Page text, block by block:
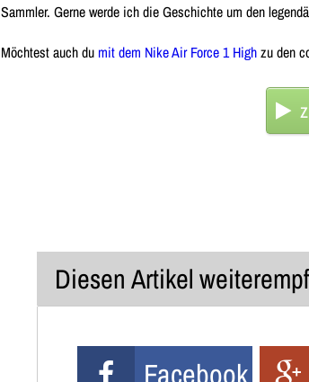
Sammler. Gerne werde ich die Geschichte um den
Möchtest auch du mit dem Nike Air Force 1 Highzu den
Diesen Artikel
Facebook